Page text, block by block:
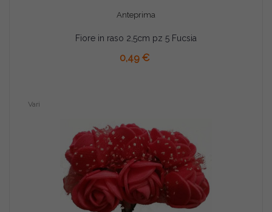
Anteprima
Fiore in raso 2,5cm pz 5 Fucsia
0,49 €
Vari